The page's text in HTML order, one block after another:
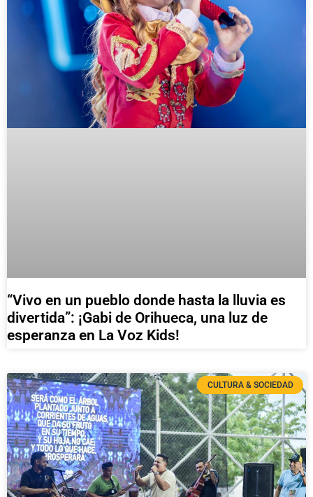
“Vivo en un pueblo donde hasta la lluvia es
divertida”: ¡Gabi de Orihueca, una luz de
esperanza en La Voz Kids!
CULTURA & SOCIEDAD